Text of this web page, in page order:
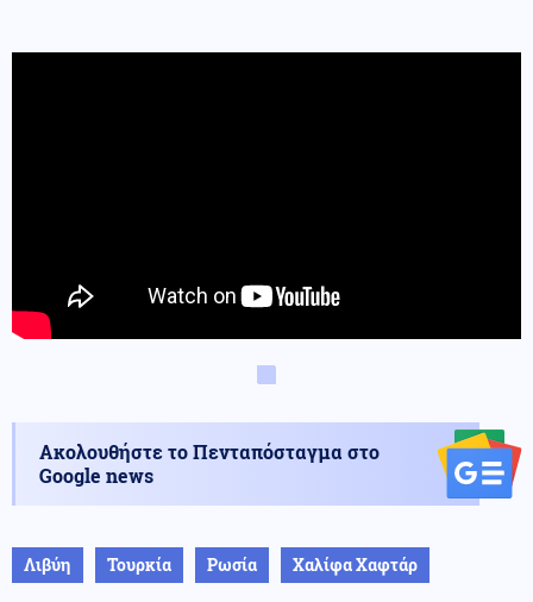
Ακολουθήστε το Πενταπόσταγμα στο
Google news
Λιβύη Τουρκία Ρωσία Χαλίφα Χαφτάρ